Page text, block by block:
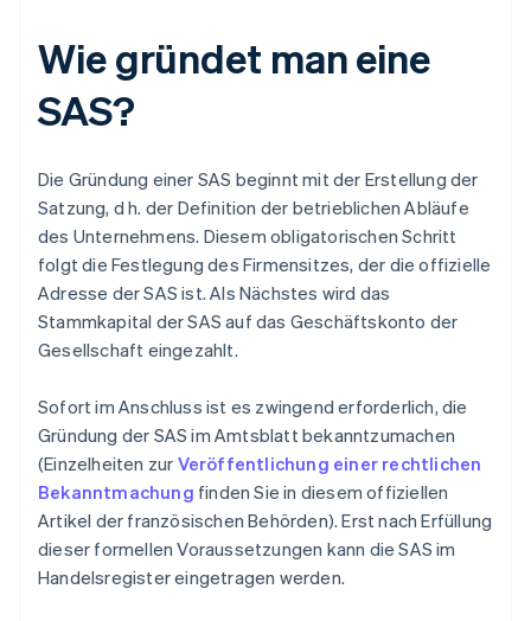
Wie gründet man eine
SAS?
Die Gründung einer SAS beginnt mit der Erstellung der
Satzung, d h. der Definition der betrieblichen Abläufe
des Unternehmens. Diesem obligatorischen Schritt
folgt die Festlegung des Firmensitzes, der die offizielle
Adresse der SAS ist. Als Nächstes wird das
Stammkapital der SAS auf das Geschäftskonto der
Gesellschaft eingezahlt.
Sofort im Anschluss ist es zwingend erforderlich, die
Gründung der SAS im Amtsblatt bekanntzumachen
(Einzelheiten zur Veröffentlichung einer rechtlichen
Bekanntmachung finden Sie in diesem offiziellen
Artikel der französischen Behörden). Erst nach Erfüllung
dieser formellen Voraussetzungen kann die SAS im
Handelsregister eingetragen werden.